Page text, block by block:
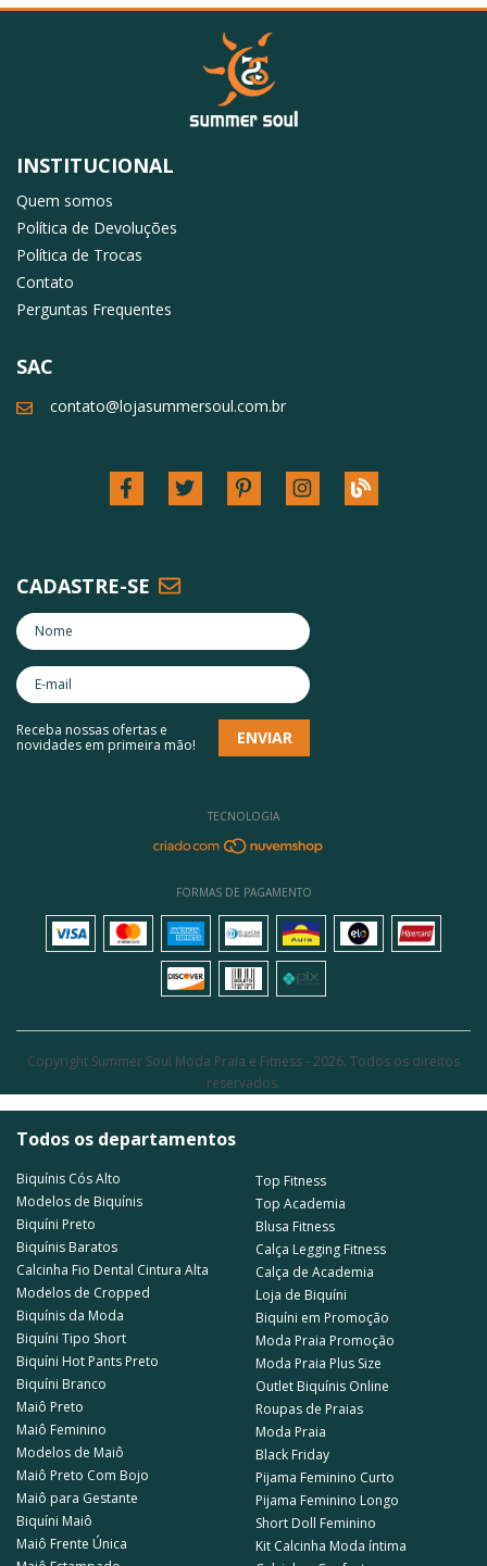
INSTITUCIONAL
Quem somos
Política de Devoluções
Política de Trocas
Contato
Perguntas Frequentes
SAC
contato@lojasummersoul.com.br
CADASTRE-SE
Receba nossas ofertas e
novidades em primeira mão!
TECNOLOGIA
FORMAS DE PAGAMENTO
Copyright Summer Soul Moda Praia e Fitness - 2026. Todos os direitos
reservados.
Todos os departamentos
Biquínis Cós Alto
Modelos de Biquínis
Biquíni Preto
Biquínis Baratos
Calcinha Fio Dental Cintura Alta
Modelos de Cropped
Biquínis da Moda
Biquíni Tipo Short
Biquíni Hot Pants Preto
Biquíni Branco
Maiô Preto
Maiô Feminino
Modelos de Maiô
Maiô Preto Com Bojo
Maiô para Gestante
Biquíni Maiô
Maiô Frente Única
Top Fitness
Top Academia
Blusa Fitness
Calça Legging Fitness
Calça de Academia
Loja de Biquíni
Biquíni em Promoção
Moda Praia Promoção
Moda Praia Plus Size
Outlet Biquínis Online
Roupas de Praias
Moda Praia
Black Friday
Pijama Feminino Curto
Pijama Feminino Longo
Short Doll Feminino
Kit Calcinha Moda íntima